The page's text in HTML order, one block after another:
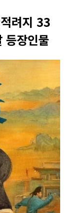
려지 33
등장인물